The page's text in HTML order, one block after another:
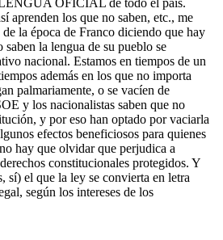
aprenden los que no saben, etc., me
la época de Franco diciendo que hay
saben la lengua de su pueblo se
nacional. Estamos en tiempos de un
además en los que no importa
palmariamente, o se vacíen de
y los nacionalistas saben que no
y por eso han optado por vaciarla
efectos beneficiosos para quienes
hay que olvidar que perjudica a
constitucionales protegidos. Y
sí) el que la ley se convierta en letra
según los intereses de los